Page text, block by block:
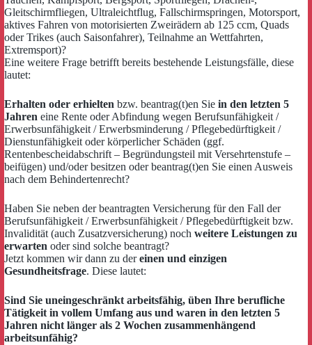
Gleitschirmfliegen, Ultraleichtflug, Fallschirmspringen, Motorsport,
aktives Fahren von motorisierten Zweirädern ab 125 ccm, Quads
oder Trikes (auch Saisonfahrer), Teilnahme an Wettfahrten,
Extremsport)?
Eine weitere Frage betrifft bereits bestehende Leistungsfälle, diese
lautet:
Erhalten oder erhielten bzw. beantrag(t)en Sie in den letzten 5
Jahren eine Rente oder Abfindung wegen Berufsunfähigkeit /
Erwerbsunfähigkeit / Erwerbsminderung / Pflegebedürftigkeit /
Dienstunfähigkeit oder körperlicher Schäden (ggf.
Rentenbescheidabschrift – Begründungsteil mit Versehrtenstufe –
beifügen) und/oder besitzen oder beantrag(t)en Sie einen Ausweis
nach dem Behindertenrecht?
Haben Sie neben der beantragten Versicherung für den Fall der
Berufsunfähigkeit / Erwerbsunfähigkeit / Pflegebedürftigkeit bzw.
Invalidität (auch Zusatzversicherung) noch weitere Leistungen zu
erwarten oder sind solche beantragt?
Jetzt kommen wir dann zu dereinen und einzigen
Gesundheitsfrage. Diese lautet:
Sind Sie uneingeschränkt arbeitsfähig, üben Ihre berufliche
Tätigkeit in vollem Umfang aus und waren in den letzten 5
Jahren nicht länger als 2 Wochen zusammenhängend
arbeitsunfähig?